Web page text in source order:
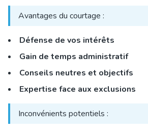
Avantages du courtage :
Défense de vos intérêts
Gain de temps administratif
Conseils neutres et objectifs
Expertise face aux exclusions
Inconvénients potentiels :